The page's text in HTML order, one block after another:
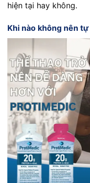
hiện tại hay không.
Khi nào không nên